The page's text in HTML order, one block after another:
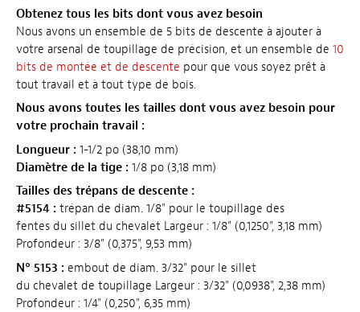
Obtenez tous les bits dont vous avez besoin
Nous avons un ensemble de 5 bits de descente à ajouter à
votre arsenal de toupillage de précision, et un ensemble de 10
bits de montée et de descente pour que vous soyez prêt à
tout travail et à tout type de bois.
Nous avons toutes les tailles dont vous avez besoin pour
votre prochain travail :
Longueur : 1-1/2 po (38,10 mm)
Diamètre de la tige : 1/8 po (3,18 mm)
Tailles des trépans de descente :
#5154 : trépan de diam. 1/8" pour le toupillage des
fentes du sillet du chevalet Largeur : 1/8" (0,1250", 3,18 mm)
Profondeur : 3/8" (0,375", 9,53 mm)
N° 5153 : embout de diam. 3/32" pour le sillet
du chevalet de toupillage Largeur : 3/32" (0,0938", 2,38 mm)
Profondeur : 1/4" (0,250", 6,35 mm)